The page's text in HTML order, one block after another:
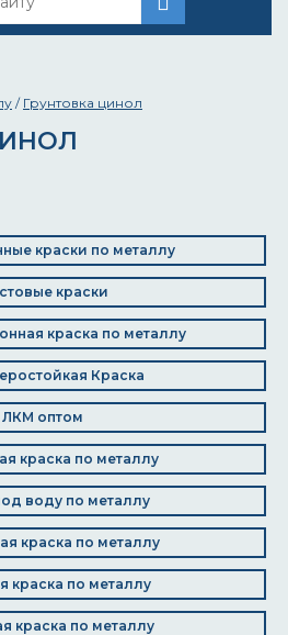
/ Грунтовка цинол
краски по металлу
краски
краска по металлу
Краска
ЛКМ оптом
краска по металлу
воду по металлу
краска по металлу
краска по металлу
краска по металлу